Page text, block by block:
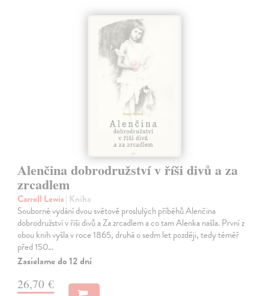
Alenčina dobrodružství v říši divů a za
zrcadlem
Carroll Lewis| Kniha
Souborné vydání dvou světově proslulých příběhů Alenčina
dobrodružství v říši divů a Za zrcadlem a co tam Alenka našla. První z
obou knih vyšla v roce 1865, druhá o sedm let později, tedy téměř
před 150…
Zasielame do 12 dní
26,70 €